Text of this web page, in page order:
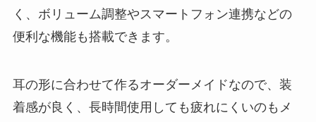
く、ボリューム調整やスマートフォン連携などの
便利な機能も搭載できます。
耳の形に合わせて作るオーダーメイドなので、装
着感が良く、長時間使用しても疲れにくいのもメ